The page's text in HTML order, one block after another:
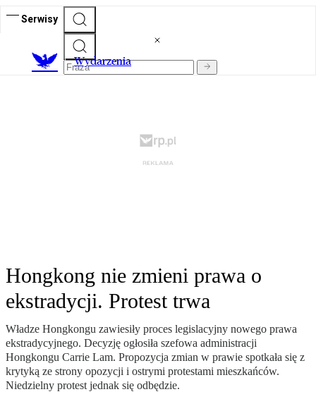
Serwisy
Wydarzenia
Hongkong nie zmieni prawa o
ekstradycji. Protest trwa
Władze Hongkongu zawiesiły proces legislacyjny nowego prawa
ekstradycyjnego. Decyzję ogłosiła szefowa administracji
Hongkongu Carrie Lam. Propozycja zmian w prawie spotkała się z
krytyką ze strony opozycji i ostrymi protestami mieszkańców.
Niedzielny protest jednak się odbędzie.